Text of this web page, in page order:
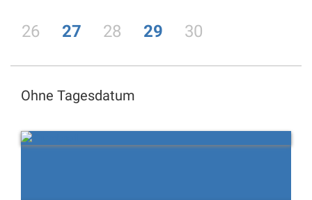
26 27 28 29 30
Ohne Tagesdatum